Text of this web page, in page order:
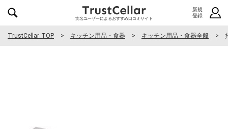
実名ユーザーによるおすすめ口コミサイト
新規
登録
TrustCellar TOP キッチン用品・食器 キッチン用品・食器全般